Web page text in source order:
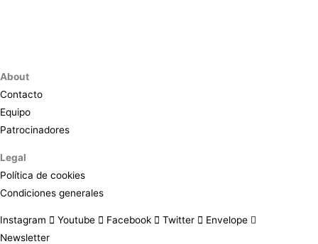
About
Contacto
Equipo
Patrocinadores
Legal
Política de cookies
Condiciones generales
Instagram Youtube Facebook Twitter
Envelope
Newsletter